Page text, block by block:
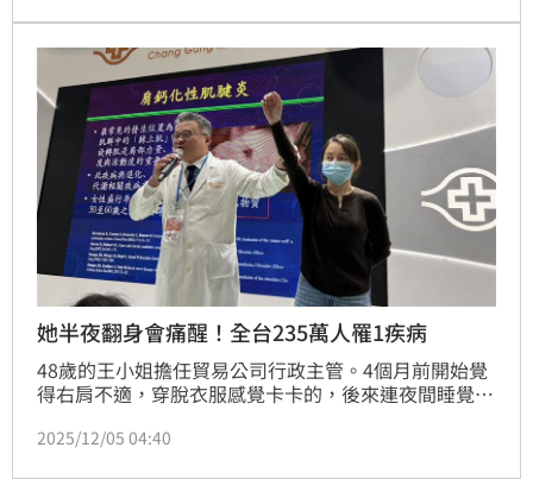
後，腳就沒了，留下一地的碎肉」。
她半夜翻身會痛醒！全台235萬人罹1疾病
48歲的王小姐擔任貿易公司行政主管。4個月前開始覺
得右肩不適，穿脫衣服感覺卡卡的，後來連夜間睡覺翻
後診斷為肩旋轉肌腱鈣化性肌腱炎。醫師評估後透過人
應良好族群。在給予治療後，3週內疼痛明顯緩解，手
2025/12/05 04:40